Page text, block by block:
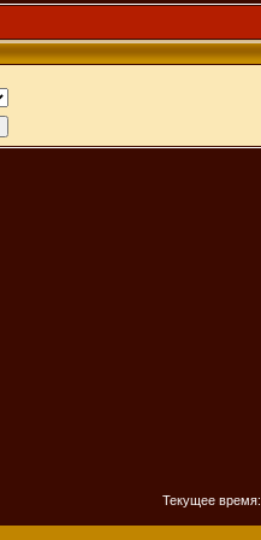
Текущее время: